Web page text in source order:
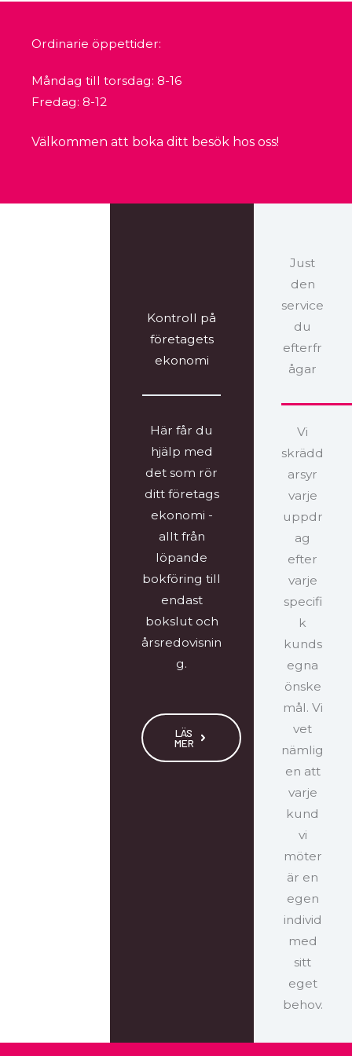
Ordinarie öppettider:
Måndag till torsdag: 8-16
Fredag: 8-12
Välkommen att boka ditt besök hos oss!
Kontroll på
företagets
ekonomi
Här får du
hjälp med
det som rör
ditt företags
ekonomi -
allt från
löpande
bokföring till
endast
bokslut och
årsredovisnin
g.
LÄS
MER
Just
den
service
du
efterfr
ågar
Vi
skrädd
arsyr
varje
uppdr
ag
efter
varje
specifi
k
kunds
egna
önske
mål. Vi
vet
nämlig
en att
varje
kund
vi
möter
är en
egen
individ
med
sitt
eget
behov.